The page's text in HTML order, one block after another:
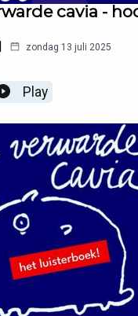
cavia -
| zondag 13 juli 2025
Play